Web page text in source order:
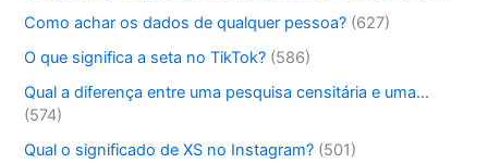
Como achar os dados de qualquer pessoa? (627)
O que significa a seta no TikTok? (586)
Qual a diferença entre uma pesquisa censitária e uma…
(574)
Qual o significado de XS no Instagram? (501)